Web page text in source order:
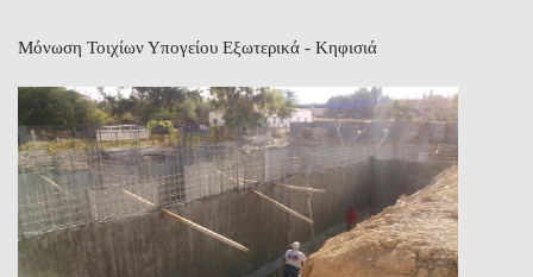
Μόνωση Τοιχίων Υπογείου Εξωτερικά - Κηφισιά